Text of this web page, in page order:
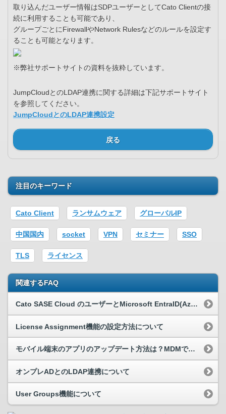
取り込んだユーザー情報はSDPユーザーとしてCato Clientの接
続に利用することも可能であり、
グループごとにFirewallやNetwork Rulesなどのルールを設定す
ることも可能となります。
※弊社サポートサイトの資料を抜粋しています。
JumpCloudとのLDAP連携に関する詳細は下記サポートサイト
を参照してください。
JumpCloudとのLDAP連携設定
戻る
注目のキーワード
Cato Client ランサムウェア グローバルIP
中国国内 socket VPN セミナー SSO
TLS ライセンス
関連するFAQ
Cato SASE Cloud のユーザーとMicrosoft EntraID(Azure AD)と連携することは可能ですか？
License Assignment機能の設定方法について
モバイル端末のアプリのアップデート方法は？MDMで制御できますか？
オンプレADとのLDAP連携について
User Groups機能について